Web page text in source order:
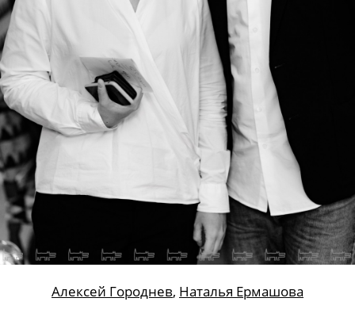
Алексей Городнев, Наталья Ермашова